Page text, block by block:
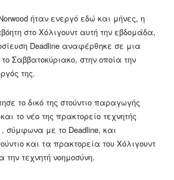
ήταν ενεργό εδώ και μήνες, η
στο Χόλιγουντ αυτή την εβδομάδα,
Deadline αναφέρθηκε σε μια
Σαββατοκύριακο, στην οποία την
της.
το δικό της στούντιο παραγωγής
το νέο της πρακτορείο τεχνητής
, σύμφωνα με το Deadline, και
και τα πρακτορεία του Χόλιγουντ
τεχνητή νοημοσύνη.